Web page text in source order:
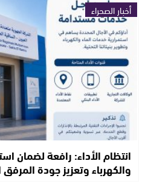
أخبار الصحراء
انتظام الأداء: رافعة لضمان
والكهرباء وتعزيز جودة